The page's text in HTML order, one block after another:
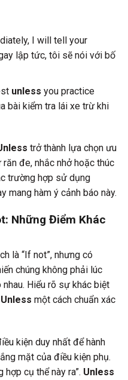
I will tell your
lập tức, tôi sẽ nói với bố
unless you practice
bài kiểm tra lái xe trừ khi
trở thành lựa chọn ưu
đe, nhắc nhở hoặc thúc
trường hợp sử dụng
mang hàm ý cảnh báo này.
Những Điểm Khác
là “If not”, nhưng có
chúng không phải lúc
Hiểu rõ sự khác biệt
một cách chuẩn xác
kiện duy nhất để hành
mặt của điều kiện phụ.
cụ thể này ra”. Unless